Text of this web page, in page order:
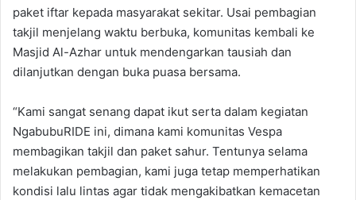
paket iftar kepada masyarakat sekitar. Usai pembagian
takjil menjelang waktu berbuka, komunitas kembali ke
Masjid Al-Azhar untuk mendengarkan tausiah dan
dilanjutkan dengan buka puasa bersama.
“Kami sangat senang dapat ikut serta dalam kegiatan
NgabubuRIDE ini, dimana kami komunitas Vespa
membagikan takjil dan paket sahur. Tentunya selama
melakukan pembagian, kami juga tetap memperhatikan
kondisi lalu lintas agar tidak mengakibatkan kemacetan